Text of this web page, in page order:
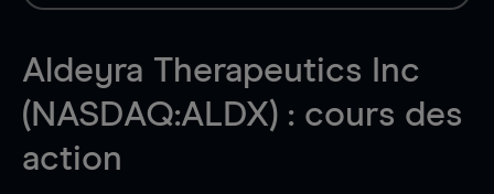
Aldeyra Therapeutics Inc
(NASDAQ:ALDX) : cours des
action